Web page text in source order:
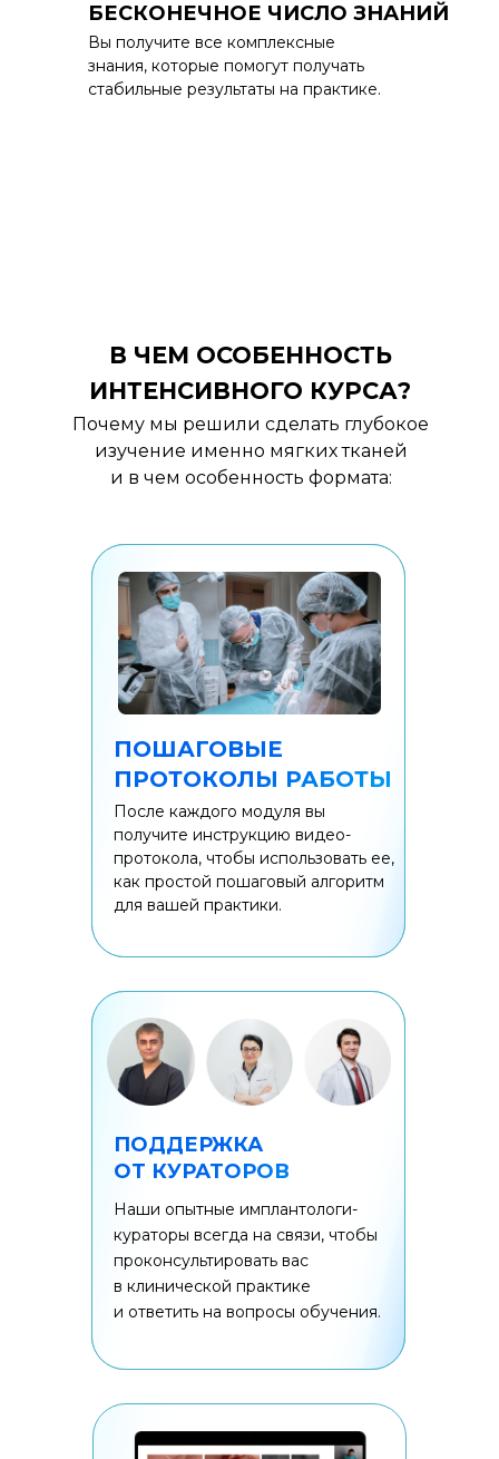
БЕСКОНЕЧНОЕ ЧИСЛО ЗНАНИЙ
Вы получите все комплексные
знания, которые помогут получать
стабильные результаты на практике.
Почему мы решили сделать глубокое
изучение именно мягких тканей
и в чем особенность формата:
В ЧЕМ ОСОБЕННОСТЬ
ИНТЕНСИВНОГО КУРСА?
ПОШАГОВЫЕ
ПРОТОКОЛЫ РАБОТЫ
После каждого модуля вы
получите инструкцию видео-
протокола, чтобы использовать ее,
как простой пошаговый алгоритм
для вашей практики.
ПОДДЕРЖКА
ОТ КУРАТОРОВ
Наши опытные имплантологи-
кураторы всегда на связи, чтобы
проконсультировать вас
в клинической практике
и ответить на вопросы обучения.